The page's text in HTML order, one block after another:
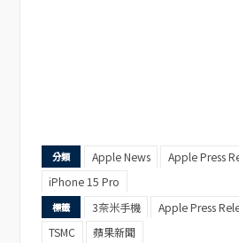
分類 Apple News
Apple Press
iPhone 15 Pro
標籤 3奈米手機 Apple Press
TSMC
蘋果新聞